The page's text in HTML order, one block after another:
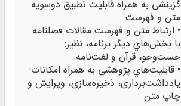
گزینشی به همراه قابليت تطبيق دوسويه
متن و فهرست
• ارتباط متن و فهرست مقالات فصلنامه
با بخش‌هاي ديگر برنامه، نظير:
جست‌وجو، قرآن و لغت‌نامه
• قابليت‌هاي پژوهشی به همراه امكانات:
يادداشت‌برداری، ذخيره‌سازی، ويرايش و
چاپ متن